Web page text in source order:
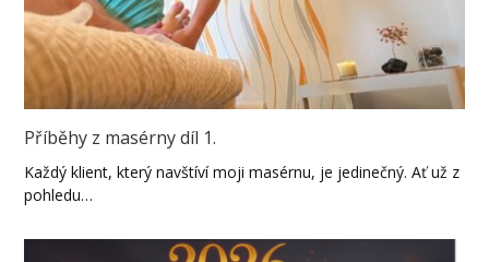
Příběhy z masérny díl 1.
Každý klient, který navštíví moji masérnu, je jedinečný. Ať už z
pohledu…